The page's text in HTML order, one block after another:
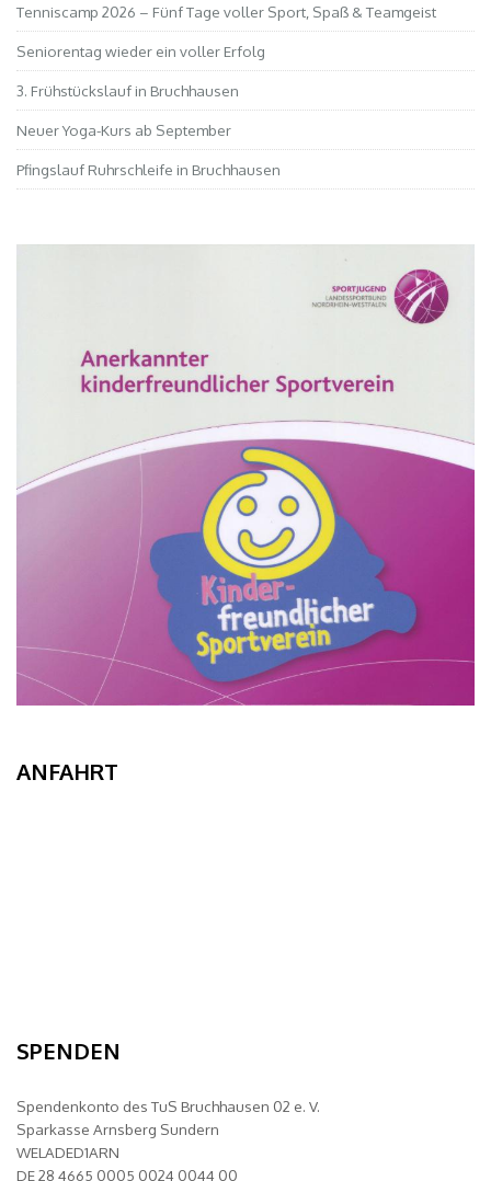
Tenniscamp 2026 – Fünf Tage voller Sport, Spaß & Teamgeist
Seniorentag wieder ein voller Erfolg
3. Frühstückslauf in Bruchhausen
Neuer Yoga-Kurs ab September
Pfingslauf Ruhrschleife in Bruchhausen
ANFAHRT
SPENDEN
Spendenkonto des TuS Bruchhausen 02 e. V.
Sparkasse Arnsberg Sundern
WELADED1ARN
DE 28 4665 0005 0024 0044 00